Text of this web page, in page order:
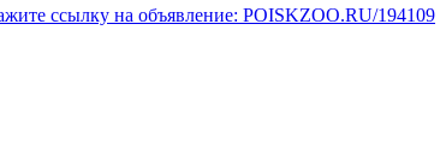
ссылку на объявление: POISKZOO.RU/194109